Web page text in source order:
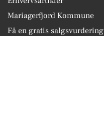
Mariagerfjord Kommune
Få en gratis salgsvurdering